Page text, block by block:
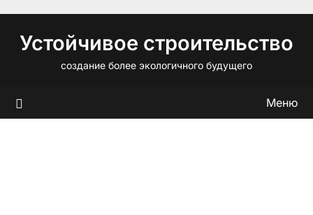
содержимому
Устойчивое строительство
создание более экологичного будущего
Меню